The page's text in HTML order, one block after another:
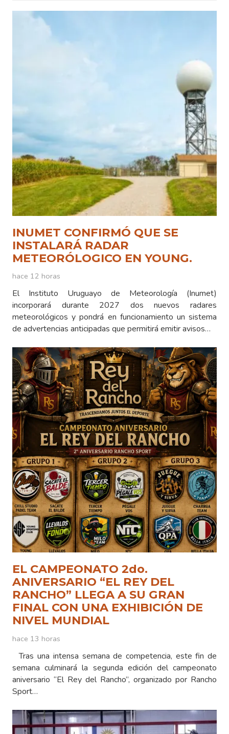
INUMET CONFIRMÓ QUE SE
INSTALARÁ RADAR
METEORÓLOGICO EN YOUNG.
hace 12 horas
El Instituto Uruguayo de Meteorología (Inumet)
incorporará durante 2027 dos nuevos radares
meteorológicos y pondrá en funcionamiento un sistema
de advertencias anticipadas que permitirá emitir avisos…
EL CAMPEONATO 2do.
ANIVERSARIO “EL REY DEL
RANCHO” LLEGA A SU GRAN
FINAL CON UNA EXHIBICIÓN DE
NIVEL MUNDIAL
hace 13 horas
Tras una intensa semana de competencia, este fin de
semana culminará la segunda edición del campeonato
aniversario “El Rey del Rancho”, organizado por Rancho
Sport…